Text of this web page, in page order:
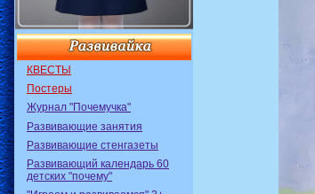
КВЕСТЫ
Постеры
Журнал "Почемучка"
Развивающие занятия
Развивающие стенгазеты
Развивающий календарь 60
детских "почему"